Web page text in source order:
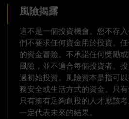
風險揭露
這不是一個投資機會。您不存
們不要求任何資金用於投資。
的資金冒險。不承諾任何獎勵
風險，並不適合每個投資者。
過初始投資。風險資本是指可
務安全或生活方式的資金。只
只有擁有足夠創投的人才應該
一定代表未來的結果。